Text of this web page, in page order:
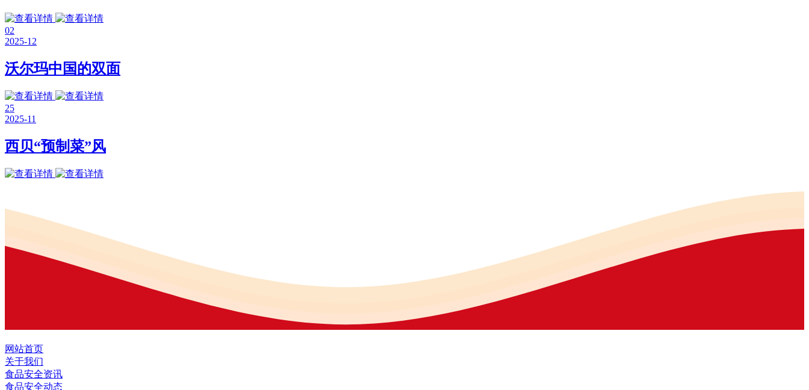
02
2025-12
沃尔玛中国的双面
25
2025-11
西贝“预制菜”风
网站首页
关于我们
食品安全资讯
食品安全动态